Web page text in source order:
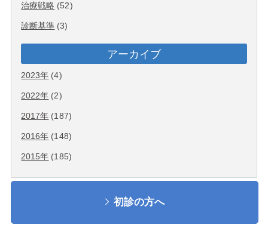
治療戦略 (52)
診断基準 (3)
アーカイブ
2023年 (4)
2022年 (2)
2017年 (187)
2016年 (148)
2015年 (185)
初診の方へ